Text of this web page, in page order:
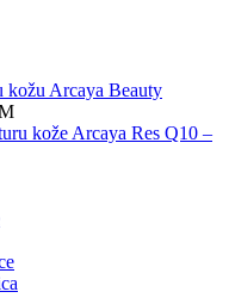
kožu Arcaya Beauty
kože Arcaya Res Q10 –